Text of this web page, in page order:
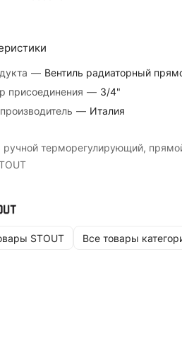
— Вентиль радиаторный
присоединения — 3/4"
— Италия
ручной терморегулирующий,
STOUT Все товары